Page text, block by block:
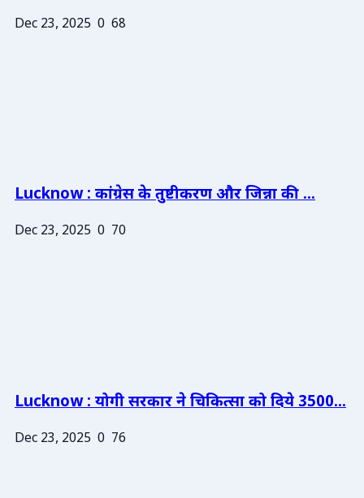
Dec 23, 2025 0 68
Lucknow : कांग्रेस के तुष्टीकरण और जिन्ना की ...
Dec 23, 2025 0 70
Lucknow : योगी सरकार ने चिकित्सा को दिये 3500...
Dec 23, 2025 0 76